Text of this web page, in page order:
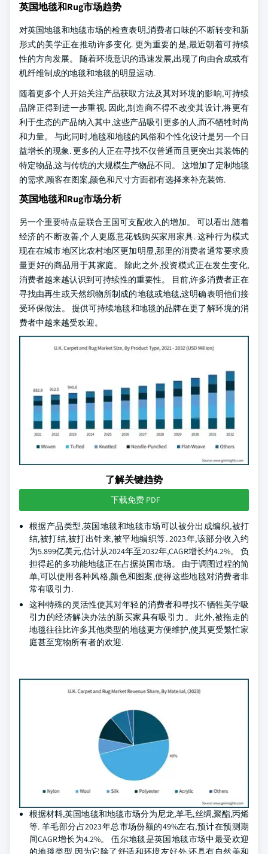
英国地毯和Rug市场趋势
对英国地毯和地毯市场的检查表明,消费者口味的不断转变和新
形式的美学正在推动许多变化. 更为重要的是,最近朝着可持续
性的方向发展。 随着环境意识的迅速发展,出现了向由合成或有
机纤维制成的地毯和地毯的明显运动.
随着更多个人开始关注产品获取方法及其对环境的影响,可持续
品牌正得到进一步重视. 因此,制造商不得不改变其设计,将更有
利于生态的产品纳入其中,这些产品吸引更多的人,而不牺牲时尚
和力量。 与此同时,地毯和地毯的风俗和个性化设计是另一个日
益增长的现象. 更多的人正在寻找不仅普通而且更突出其装饰的
特定物品,这与传统的大规模生产物品不同。 这增加了定制地毯
的需求,顾客在图案,颜色和尺寸方面都有选择来补充装饰.
英国地毯和Rug市场分析
另一个重要特点是联合王国可支配收入的增加。 可以看出,随着
经济的不断改善,个人更愿意花钱购买家用家具. 这种行为模式
现在在城市地区比农村地区更加明显,那里的消费者通常要求质
量更好的商品用于其家庭。 除此之外,投资模式正在发生变化,
消费者越来越认识到可持续性的重要性。 目前,许多消费者正在
寻找由再生或天然织物所制成的地毯或地毯,这明确表明他们接
受环保做法。 提供可持续地毯和地毯的品牌在更了解环境的消
费者中越来越受欢迎。
了解关键趋势
下载免费 PDF
根据产品类型,英国地毯和地毯市场可以被分出成编织,被打
结,被打结,被打出针来,被平地编织等. 2023年,该部分收入约
为5.899亿美元,估计从2024年至2032年,CAGR增长约4.2%。 负
担得起的多功能地毯正在占据英国市场。 由于调图过程的简
单,可以使用各种风格,颜色和图案,使得这些地毯对消费者非
常有吸引力.
这种特殊的灵活性使其对年轻的消费者和寻找不牺牲美学吸
引力的经济解决办法的新买家具有吸引力。 此外,被拖走的
地毯往往比许多其他类型的地毯更方便维护,使其更受繁忙家
庭甚至宠物所有者的欢迎.
根据材料,英国地毯和地毯市场分为尼龙,羊毛,丝绸,聚酯,丙烯
等. 羊毛部分占2023年总市场份额的49%左右,预计在预测期
间CAGR增长为4.2%。 伍尔地毯是英国地毯市场中最受欢迎
的地毯类型,因为它除了舒适和环境友好外,还具有自然美和